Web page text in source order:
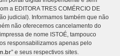
a EDITORA TRES COMÉRCIO DE
judicial). Informamos também que não
não oferecemos cancelamento do
de nome ISTOÉ, tampouco
responsabilizamos apenas pelo
” e seus respectivos sites.